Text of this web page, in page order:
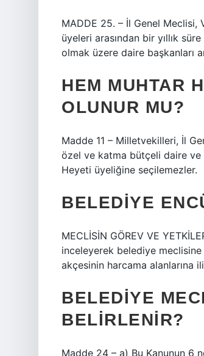
MADDE 25. – İl Genel Meclisi,
üyeleri arasından bir yıllık
olmak üzere daire başkanları
HEM MUHTAR
OLUNUR MU?
Madde 11 – Milletvekilleri, İl
özel ve katma bütçeli daire ve
Heyeti üyeliğine seçilemezler.
BELEDIYE
MECLİSİN GÖREV VE
inceleyerek belediye
akçesinin harcama alanlarına
BELEDIYE
BELIRLENIR?
Madde 24 – a) Bu Kanunun 6